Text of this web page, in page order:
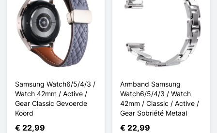
Samsung Watch6/5/4/3 /
Watch 42mm / Active /
Gear Classic Gevoerde
Koord
€ 22,99
Armband Samsung
Watch6/5/4/3 / Watch
42mm / Classic / Active /
Gear Sobriété Metaal
€ 22,99